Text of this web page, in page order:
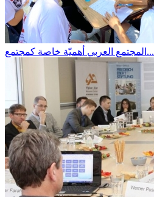
المجتمع العربي أهميّة خاصة كمجتمع...